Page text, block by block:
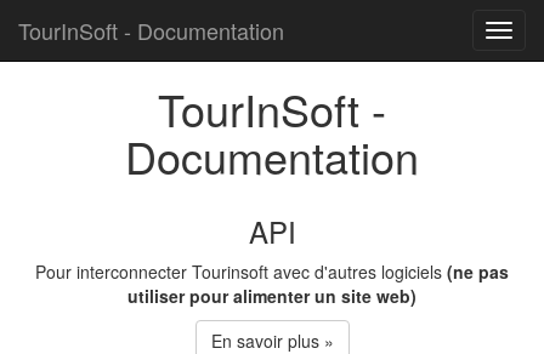
Toggle
TourInSoft - Documentation
TourInSoft -
Documentation
API
Pour interconnecter Tourinsoft avec d'autres logiciels (ne pas
utiliser pour alimenter un site web)
En savoir plus »